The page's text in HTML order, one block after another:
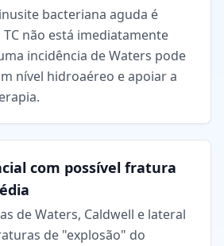
bacteriana aguda é
TC não está imediatamente
incidência de Waters pode
nível hidroaéreo e apoiar a
com possível fratura
de Waters, Caldwell e lateral
de "explosão" do